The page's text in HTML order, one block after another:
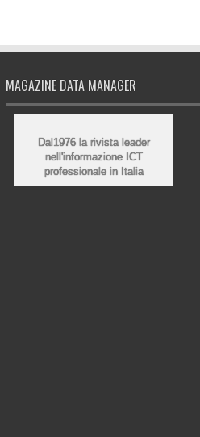
MAGAZINE DATA MANAGER
Dal1976 la rivista leader
nell'informazione ICT
professionale in Italia